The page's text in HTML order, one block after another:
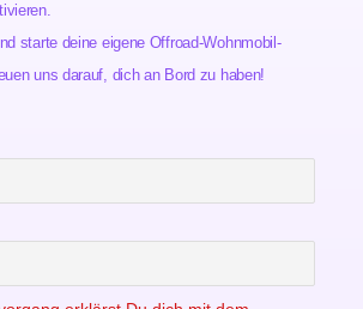
starte deine eigene Offroad-Wohnmobil-
uns darauf, dich an Bord zu haben!